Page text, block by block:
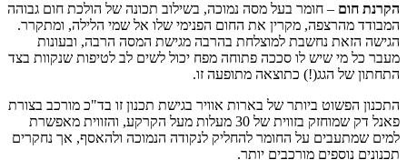
הקרנת חום– חומר בעל מסה נמוכה, בשילוב תכונה של הולכת חום גבוהה
המבודד מהרצפה, מקרין את החום הפנימי שלו אל שמי הלילה, ומתקרר.
הגישה הזאת נחשבת למוצלחת בהרבה מגישת המסה הרבה, ובעונות
מעבר כל מי שיש לו סככה פתוחה מפח יכול לשים לב לטיפות שנקוות בצד
התחתון של הגג(!) כתוצאה מתופעה זו.
התכנון הפשוט ביותר של בארות אוויר בגישת תכנון זו בד"כ מורכב בצורת
פאנל דק שמוחזק בזווית של 30 מעלות מעל הקרקע, והזווית מאפשרת
למים שמתעבים על החומר להחליק לנקודה הנמוכה ולהאסף, אך נחקרים
תכנונים נוספים מורכבים יותר.